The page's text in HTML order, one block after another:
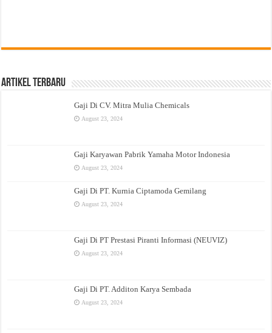
Artikel Terbaru
Gaji Di CV. Mitra Mulia Chemicals
August 23, 2024
Gaji Karyawan Pabrik Yamaha Motor Indonesia
August 23, 2024
Gaji Di PT. Kurnia Ciptamoda Gemilang
August 23, 2024
Gaji Di PT Prestasi Piranti Informasi (NEUVIZ)
August 23, 2024
Gaji Di PT. Additon Karya Sembada
August 23, 2024